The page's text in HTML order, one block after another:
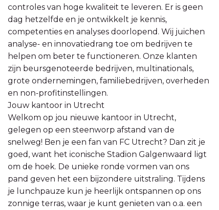
controles van hoge kwaliteit te leveren. Er is geen
dag hetzelfde en je ontwikkelt je kennis,
competenties en analyses doorlopend. Wij juichen
analyse- en innovatiedrang toe om bedrijven te
helpen om beter te functioneren. Onze klanten
zijn beursgenoteerde bedrijven, multinationals,
grote ondernemingen, familiebedrijven, overheden
en non-profitinstellingen.
Jouw kantoor in Utrecht
Welkom op jou nieuwe kantoor in Utrecht,
gelegen op een steenworp afstand van de
snelweg! Ben je een fan van FC Utrecht? Dan zit je
goed, want het iconische Stadion Galgenwaard ligt
om de hoek. De unieke ronde vormen van ons
pand geven het een bijzondere uitstraling. Tijdens
je lunchpauze kun je heerlijk ontspannen op ons
zonnige terras, waar je kunt genieten van o.a. een